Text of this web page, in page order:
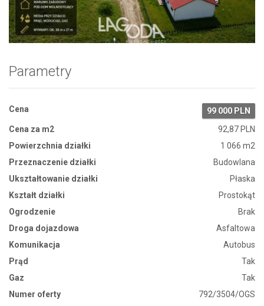
Zdjęcie 1
Parametry
Cena
99 000 PLN
Cena za m2
92,87 PLN
Powierzchnia działki
1 066 m2
Przeznaczenie działki
Budowlana
Ukształtowanie działki
Płaska
Kształt działki
Prostokąt
Ogrodzenie
Brak
Droga dojazdowa
Asfaltowa
Komunikacja
Autobus
Prąd
Tak
Gaz
Tak
Numer oferty
792/3504/OGS